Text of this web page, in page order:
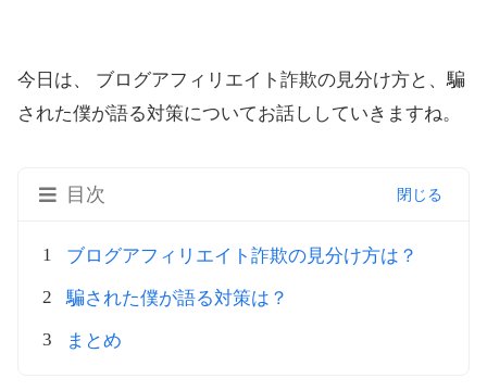
今日は、 ブログアフィリエイト詐欺の見分け方と、騙
された僕が語る対策についてお話ししていきますね。
目次
ブログアフィリエイト詐欺の見分け方は？
騙された僕が語る対策は？
まとめ